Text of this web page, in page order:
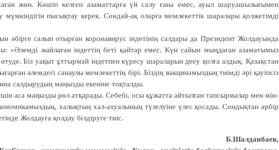
жөн. Көшіп келген азаматтарға үй салу ғана емес, ауыл шаруашылығымен
пысықтау керек. Сондай-ақ оларға мемлекеттік шаралары қолжетімді
әбірге салып отырған коронавирус індетінің салдары да Президент Жолдауында
«Әлемді жайлаған індеттің беті қайтар емес. Күн сайын мыңдаған азаматымыз
Біз уақыт ұттырмай індетпен күресу шараларын дееу қолға алдық. Қазақстан
әлемдегі санаулы мемлекеттің бірі. Біздің вакцинамыздың тиімді әрі қауіпсіз
салдырудың маңызды екеніне тоқталды.
аса маңызды рөл атқа­рады. Себебі, осы құжатта ай­тылған тапсырмалар мен мін­
халықтың хал-ахуалының түзелуіне үлес қосады. Сондықтан әрбір
Жолдауға қолдау білдіруге тиіс.
Б.Шалданбаев,